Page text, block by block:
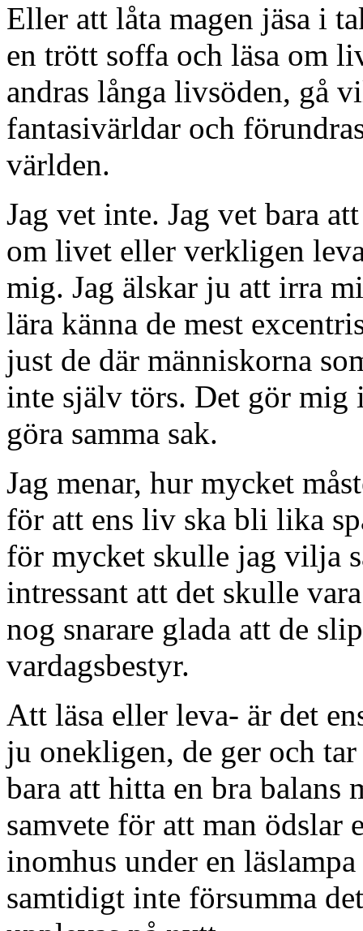
Eller att låta magen jäsa i
en trött soffa och läsa om
andras långa livsöden, gå
fantasivärldar och
världen.
Jag vet inte. Jag vet bara
om livet eller verkligen
mig. Jag älskar ju att irra
lära känna de mest
just de där människorna
inte själv törs. Det gör
göra samma sak.
Jag menar, hur mycket
för att ens liv ska bli lika
för mycket skulle jag vilja
intressant att det skulle
nog snarare glada att de
vardagsbestyr.
Att läsa eller leva- är det
ju onekligen, de ger och
bara att hitta en bra
samvete för att man ödslar
inomhus under en
samtidigt inte försumma